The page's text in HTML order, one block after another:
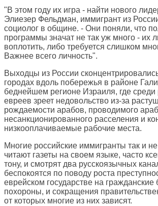
"В этом году их игра - найти нового
Элиезер Фельдман, иммигрант из
социолог в общине. - Они поняли, что
программы значат не так уж много - их
воплотить, либо требуется слишком
Важнее всего личность".
Выходцы из России
городах вдоль побережья в районе
беднейшем регионе Израиля, где среди
евреев зреет недовольство из-за
рождаемости арабов, проводимого
несанкционированного расселения и
низкооплачиваемые рабочие места.
Многие российские иммигранты так и
читают газеты на своем языке, часто
тону, и смотрят два русскоязычных
беспокоятся по поводу роста
еврейском государстве на гражданские
похороны, и сокращения
от которых многие из них зависят.